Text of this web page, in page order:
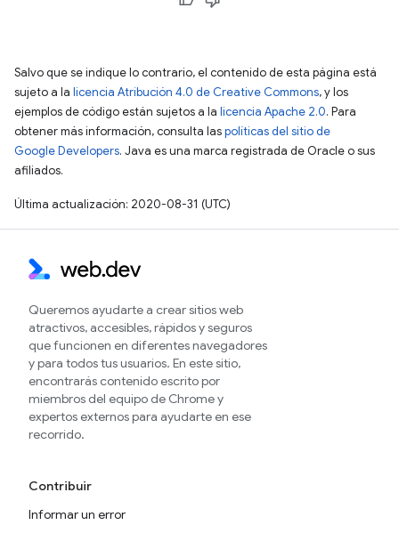
Salvo que se indique lo contrario, el contenido de esta página está
sujeto a la licencia Atribución 4.0 de Creative Commons, y los
ejemplos de código están sujetos a la licencia Apache 2.0. Para
obtener más información, consulta laspolíticas del sitio de
Google Developers. Java es una marca registrada de Oracle o sus
afiliados.
Última actualización: 2020-08-31 (UTC)
Queremos ayudarte a crear sitios web
atractivos, accesibles, rápidos y seguros
que funcionen en diferentes navegadores
y para todos tus usuarios. En este sitio,
encontrarás contenido escrito por
miembros del equipo de Chrome y
expertos externos para ayudarte en ese
recorrido.
Contribuir
Informar un error